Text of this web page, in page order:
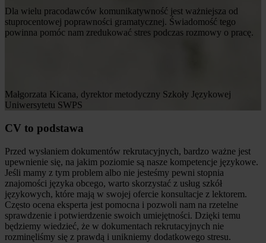
Dla wielu pracodawców komunikatywność jest ważniejsza od
stuprocentowej poprawności gramatycznej. Świadomość tego
powinna pomóc nam zredukować stres podczas rozmowy o pracę.
Małgorzata Kicana, dyrektor metodyczny Szkoły Językowej
Uniwersytetu SWPS
CV to podstawa
Przed wysłaniem dokumentów rekrutacyjnych, bardzo ważne jest
upewnienie się, na jakim poziomie są nasze kompetencje językowe.
Jeśli mamy z tym problem albo nie jesteśmy pewni stopnia
znajomości języka obcego, warto skorzystać z usług szkół
językowych, które mają w swojej ofercie konsultacje z lektorem.
Często ocena eksperta jest pomocna i pozwoli nam na rzetelne
sprawdzenie i potwierdzenie swoich umiejętności. Dzięki temu
będziemy wiedzieć, że w dokumentach rekrutacyjnych nie
rozminęliśmy się z prawdą i unikniemy dodatkowego stresu.